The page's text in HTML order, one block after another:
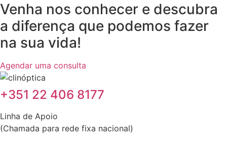
Venha nos conhecer e descubra
a diferença que podemos fazer
na sua vida!
Agendar uma consulta
‎+351 22 406 8177
Linha de Apoio
(Chamada para rede fixa nacional)